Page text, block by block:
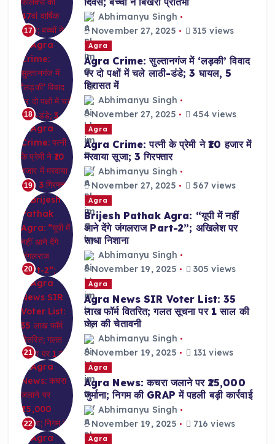
17
Abhimanyu Singh
November 27, 2025
315 views
18
Agra
Agra Crime: सुल्तानगंज में ‘लड़की’ विवाद
पर दो पक्षों में चले लाठी-डंडे; 3 घायल, 5
हिरासत में
Abhimanyu Singh
November 27, 2025
454 views
19
Agra
Agra Crime: पत्नी के प्रेमी ने ₹10 हजार में
मरवाया सूजा; 3 गिरफ्तार
Abhimanyu Singh
November 27, 2025
567 views
20
Agra
Brijesh Pathak Agra: “यूपी में नहीं
आने देंगे जंगलराज Part-2”; अखिलेश पर
साधा निशाना
Abhimanyu Singh
November 19, 2025
305 views
21
Agra
Agra News SIR Voter List: 35
लाख फॉर्म वितरित; गलत सूचना पर 1 साल की
जेल की चेतावनी
Abhimanyu Singh
November 19, 2025
131 views
22
Agra
Agra News: कचरा जलाने पर ₹25,000
जुर्माना; निगम की GRAP में पहली बड़ी कार्रवाई
Abhimanyu Singh
November 19, 2025
716 views
Agra